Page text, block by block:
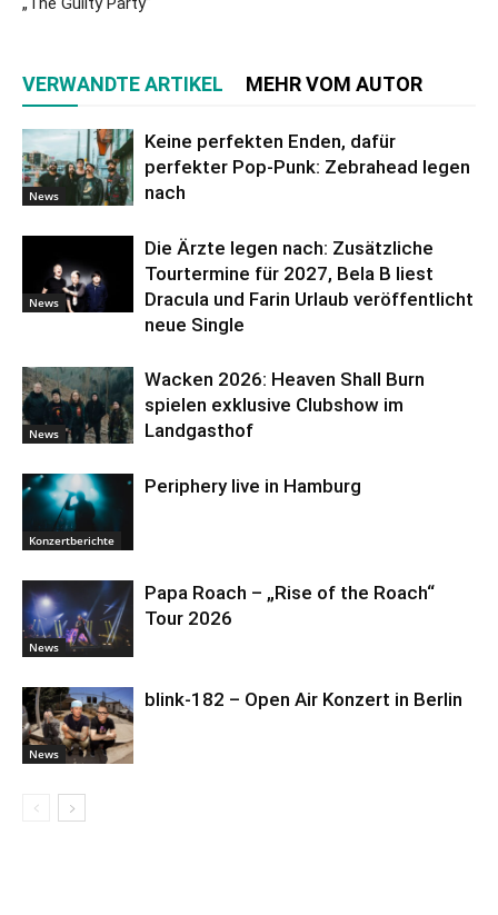
VERWANDTE ARTIKEL MEHR VOM AUTOR
News
Keine perfekten Enden, dafür
perfekter Pop-Punk: Zebrahead legen
nach
News
Die Ärzte legen nach: Zusätzliche
Tourtermine für 2027, Bela B liest
Dracula und Farin Urlaub veröffentlicht
neue Single
News
Wacken 2026: Heaven Shall Burn
spielen exklusive Clubshow im
Landgasthof
Konzertberichte
Periphery live in Hamburg
News
Papa Roach – „Rise of the Roach“
Tour 2026
News
blink-182 – Open Air Konzert in Berlin